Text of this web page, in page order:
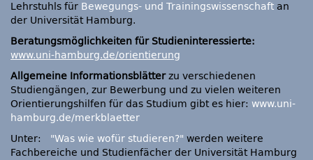
Lehrstuhls für Bewegungs- und Trainingswissenschaft an
der Universität Hamburg.
Beratungsmöglichkeiten für Studieninteressierte:
www.uni-hamburg.de/orientierung
Allgemeine Informationsblätterzu verschiedenen
Studiengängen, zur Bewerbung und zu vielen weiteren
Orientierungshilfen für das Studium gibt es hier: www.uni-
hamburg.de/merkblaetter
Unter: "Was wie wofür studieren?" werden weitere
Fachbereiche und Studienfächer der Universität Hamburg